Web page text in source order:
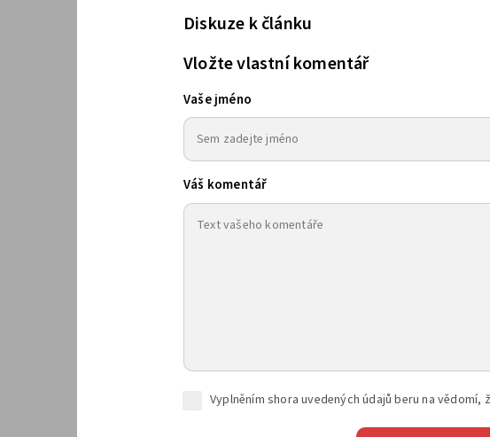
Diskuze k článku
Vložte vlastní komentář
Vaše jméno
Váš komentář